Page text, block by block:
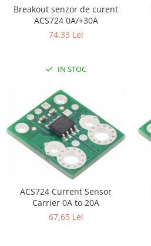
Pentru Incepatori
Pentru Incepatori
Junior Robotics
Carti
Junior Robotics
Lego Education
STEM Education
Ugears
Breakout senzor de curent
ACS724 0A/+30A
74,33 Lei
IN STOC
ACS724 Current Sensor
Carrier 0A to 20A
67,65 Lei